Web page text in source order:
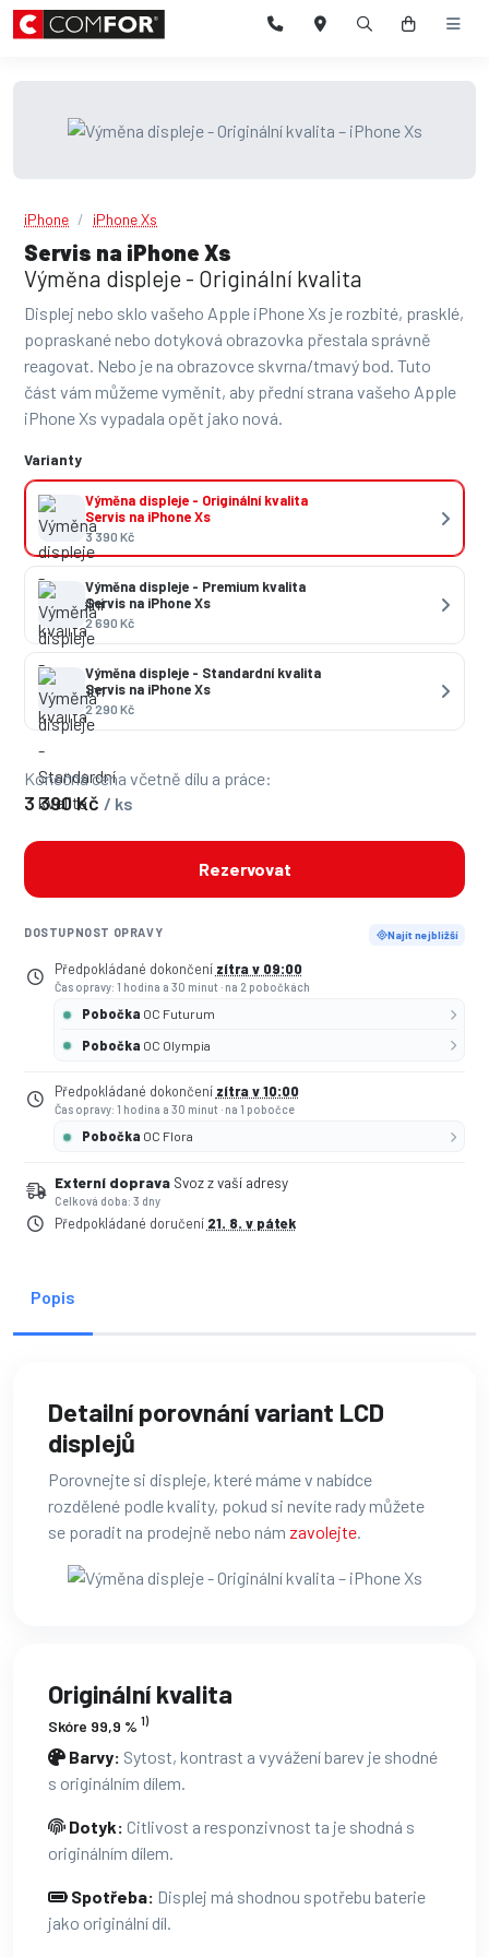
iPhone iPhone Xs
Servis na iPhone Xs
Výměna displeje - Originální kvalita
Displej nebo sklo vašeho Apple iPhone Xs je rozbité, prasklé,
popraskané nebo dotyková obrazovka přestala správně
reagovat. Nebo je na obrazovce skvrna/tmavý bod. Tuto
část vám můžeme vyměnit, aby přední strana vašeho Apple
iPhone Xs vypadala opět jako nová.
Varianty
Výměna displeje - Originální kvalita
Servis na iPhone Xs
3 390 Kč
Výměna displeje - Premium kvalita
Servis na iPhone Xs
2 690 Kč
Výměna displeje - Standardní kvalita
Servis na iPhone Xs
2 290 Kč
Konečná cena včetně dílu a práce:
3 390 Kč / ks
Rezervovat
DOSTUPNOST OPRAVY Najít nejbližší
Předpokládané dokončení zítra v 09:00
Čas opravy: 1 hodina a 30 minut · na 2 pobočkách
Pobočka OC Futurum
Pobočka OC Olympia
Předpokládané dokončení zítra v 10:00
Čas opravy: 1 hodina a 30 minut · na 1 pobočce
Pobočka OC Flora
Externí doprava Svoz z vaší adresy
Celková doba: 3 dny
Předpokládané doručení 21. 8. v pátek
Popis
Detailní porovnání variant LCD
displejů
Porovnejte si displeje, které máme v nabídce
rozdělené podle kvality, pokud si nevíte rady můžete
se poradit na prodejně nebo nám zavolejte
Originální kvalita
Skóre 99,9 % 1)
Barvy: Sytost, kontrast a vyvážení barev je shodné
s originálním dílem.
Dotyk: Citlivost a responzivnost ta je shodná s
originálním dílem.
Spotřeba: Displej má shodnou spotřebu baterie
jako originální díl.